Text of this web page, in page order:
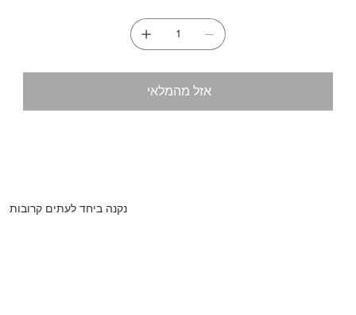
אזל מהמלאי
נקנה ביחד לעתים קרובות